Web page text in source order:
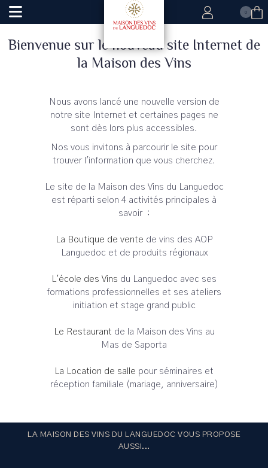
0
Bienvenue sur le nouveau site Internet de
la Maison des Vins
Nous avons lancé une nouvelle version de
notre site Internet et certaines pages ne
sont dès lors plus accessibles.
Nos vous invitons à parcourir le site pour
trouver l'information que vous cherchez.
Le site de la Maison des Vins du Languedoc
est réparti selon 4 activités principales à
savoir :
La Boutique de vente de vins des AOP
Languedoc et de produits régionaux
L'école des Vins du Languedoc avec ses
formations professionnelles et ses ateliers
initiation et stage grand public
Le Restaurant de la Maison des Vins au
Mas de Saporta
La Location de salle pour séminaires et
réception familiale (mariage, anniversaire)
LA MAISON DES VINS DU LANGUEDOC VOUS PROPOSE
AUSSI...